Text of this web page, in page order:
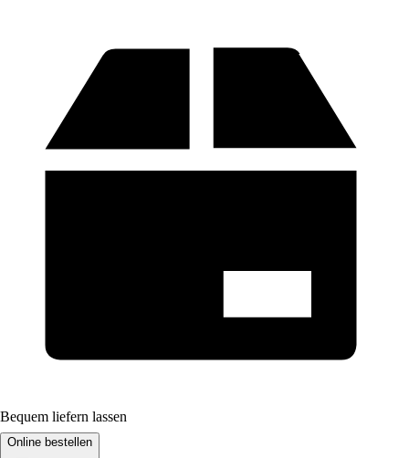
Bequem liefern lassen
Online bestellen